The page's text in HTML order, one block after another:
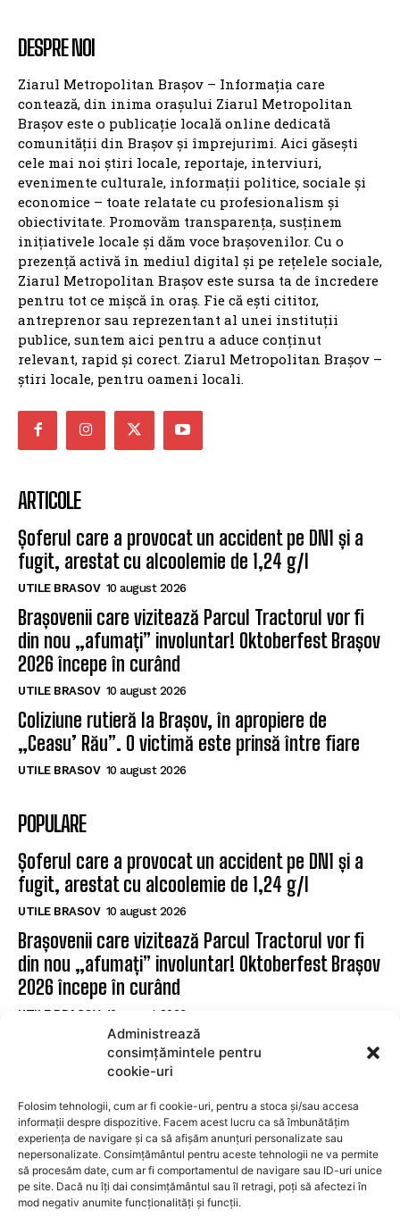
Administrează
consimțămintele pentru
cookie-uri
Folosim tehnologii, cum ar fi cookie-uri, pentru a stoca și/sau accesa
informații despre dispozitive. Facem acest lucru ca să îmbunătățim
experiența de navigare și ca să afișăm anunțuri personalizate sau
nepersonalizate. Consimțământul pentru aceste tehnologii ne va permite
să procesăm date, cum ar fi comportamentul de navigare sau ID-uri unice
pe site. Dacă nu îți dai consimțământul sau îl retragi, poți să afectezi în
mod negativ anumite funcționalități și funcții.
DESPRE NOI
Ziarul Metropolitan Brașov – Informația care
contează, din inima orașului Ziarul Metropolitan
Brașov este o publicație locală online dedicată
comunității din Brașov și împrejurimi. Aici găsești
cele mai noi știri locale, reportaje, interviuri,
evenimente culturale, informații politice, sociale și
economice – toate relatate cu profesionalism și
obiectivitate. Promovăm transparența, susținem
inițiativele locale și dăm voce brașovenilor. Cu o
prezență activă în mediul digital și pe rețelele sociale,
Ziarul Metropolitan Brașov este sursa ta de încredere
pentru tot ce mișcă în oraș. Fie că ești cititor,
antreprenor sau reprezentant al unei instituții
publice, suntem aici pentru a aduce conținut
relevant, rapid și corect. Ziarul Metropolitan Brașov –
știri locale, pentru oameni locali.
ARTICOLE
Șoferul care a provocat un accident pe DN1 și a
fugit, arestat cu alcoolemie de 1,24 g/l
UTILE BRASOV 10 august 2026
Brașovenii care vizitează Parcul Tractorul vor fi
din nou „afumați” involuntar! Oktoberfest Brașov
2026 începe în curând
UTILE BRASOV 10 august 2026
Coliziune rutieră la Brașov, în apropiere de
„Ceasu’ Rău”. O victimă este prinsă între fiare
UTILE BRASOV 10 august 2026
POPULARE
Șoferul care a provocat un accident pe DN1 și a
fugit, arestat cu alcoolemie de 1,24 g/l
UTILE BRASOV 10 august 2026
Brașovenii care vizitează Parcul Tractorul vor fi
din nou „afumați” involuntar! Oktoberfest Brașov
2026 începe în curând
UTILE BRASOV 10 august 2026
Coliziune rutieră la Brașov, în apropiere de
„Ceasu’ Rău”. O victimă este prinsă între fiare
SUBSCRIBE